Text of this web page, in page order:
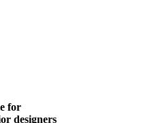
for
designers